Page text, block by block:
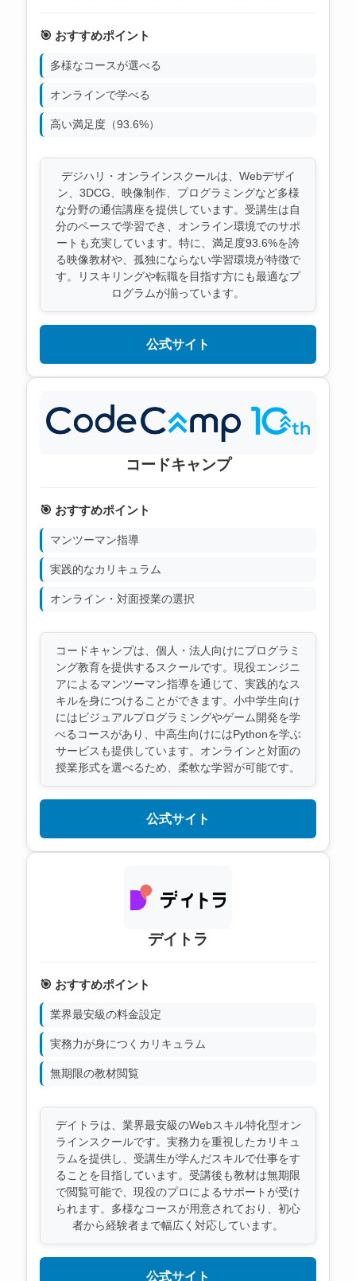
🎯 おすすめポイント
多様なコースが選べる
オンラインで学べる
高い満足度（93.6%）
デジハリ・オンラインスクールは、Webデザイ
ン、3DCG、映像制作、プログラミングなど多様
な分野の通信講座を提供しています。受講生は自
分のペースで学習でき、オンライン環境でのサポ
ートも充実しています。特に、満足度93.6%を誇
る映像教材や、孤独にならない学習環境が特徴で
す。リスキリングや転職を目指す方にも最適なプ
ログラムが揃っています。
公式サイト
コードキャンプ
🎯 おすすめポイント
マンツーマン指導
実践的なカリキュラム
オンライン・対面授業の選択
コードキャンプは、個人・法人向けにプログラミ
ング教育を提供するスクールです。現役エンジニ
アによるマンツーマン指導を通じて、実践的なス
キルを身につけることができます。小中学生向け
にはビジュアルプログラミングやゲーム開発を学
べるコースがあり、中高生向けにはPythonを学ぶ
サービスも提供しています。オンラインと対面の
授業形式を選べるため、柔軟な学習が可能です。
公式サイト
デイトラ
🎯 おすすめポイント
業界最安級の料金設定
実務力が身につくカリキュラム
無期限の教材閲覧
デイトラは、業界最安級のWebスキル特化型オン
ラインスクールです。実務力を重視したカリキュ
ラムを提供し、受講生が学んだスキルで仕事をす
ることを目指しています。受講後も教材は無期限
で閲覧可能で、現役のプロによるサポートが受け
られます。多様なコースが用意されており、初心
者から経験者まで幅広く対応しています。
公式サイト